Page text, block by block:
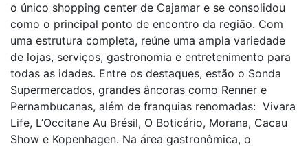
o único shopping center de Cajamar e se consolidou
como o principal ponto de encontro da região. Com
uma estrutura completa, reúne uma ampla variedade
de lojas, serviços, gastronomia e entretenimento para
todas as idades. Entre os destaques, estão o Sonda
Supermercados, grandes âncoras como Renner e
Pernambucanas, além de franquias renomadas: Vivara
Life, L’Occitane Au Brésil, O Boticário, Morana, Cacau
Show e Kopenhagen. Na área gastronômica, o